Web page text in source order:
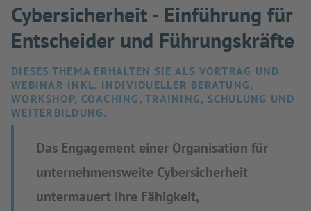
Cybersicherheit - Einführung für
Entscheider und Führungskräfte
DIESES THEMA ERHALTEN SIE ALS VORTRAG UND
WEBINAR INKL. INDIVIDUELLER BERATUNG,
WORKSHOP, COACHING, TRAINING, SCHULUNG UND
WEITERBILDUNG.
Das Engagement einer Organisation für
unternehmensweite Cybersicherheit
untermauert ihre Fähigkeit,